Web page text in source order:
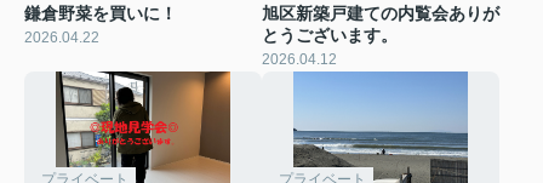
鎌倉野菜を買いに！
2026.04.22
旭区新築戸建ての内覧会ありが
とうございます。
2026.04.12